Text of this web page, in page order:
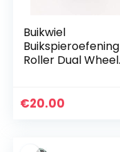
Buikwiel
Buikspieroefening
Roller Dual Wheel
Extra Thick Knee
€20.00